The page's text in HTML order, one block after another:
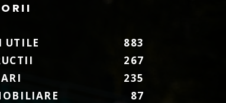
UTILE
883
267
235
87